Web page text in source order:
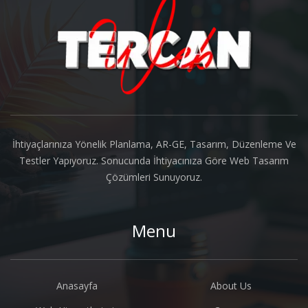
İhtiyaçlarınıza Yönelik Planlama, AR-GE, Tasarım, Düzenleme Ve
Testler Yapıyoruz. Sonucunda İhtiyacınıza Göre Web Tasarım
Çözümleri Sunuyoruz.
Menu
Anasayfa
About Us